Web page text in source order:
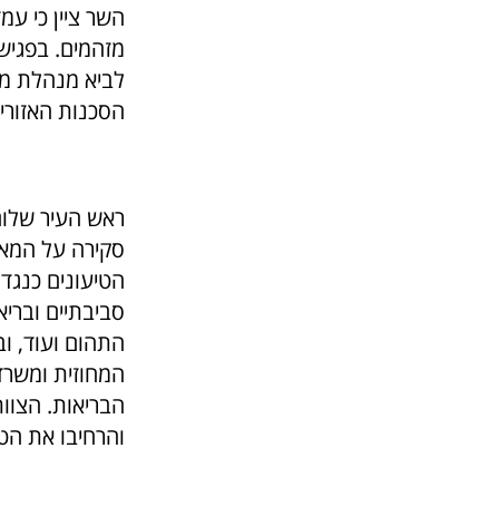
השר ציין כי
מזהמים.
לביא מנהלת
הסכנות
ראש העיר
סקירה על
הטיעונים
סביבתיים
התהום ועוד,
המחוזית
הבריאות.
והרחיבו את